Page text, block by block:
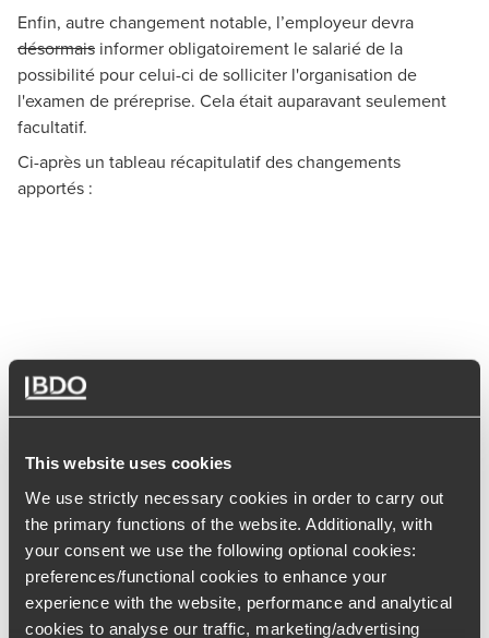
This website uses cookies
We use strictly necessary cookies in order to carry out
the primary functions of the website. Additionally, with
your consent we use the following optional cookies:
preferences/functional cookies to enhance your
experience with the website, performance and analytical
cookies to analyse our traffic, marketing/advertising
Enfin, autre changement notable, l’employeur devra
désormais informer obligatoirement le salarié de la
possibilité pour celui-ci de solliciter l'organisation de
l'examen de préreprise. Cela était auparavant seulement
facultatif.
Ci-après un tableau récapitulatif des changements
apportés :
2/ Viste médicale de reprise
Pour rappel, les salariés doivent bénéficier d’une visite
médicale de reprise par le médecin du travail dans les cas
suivants :